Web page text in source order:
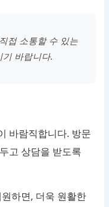
접 소통할 수 있는
바랍니다.
바람직합니다. 방문
고 상담을 받도록
하면, 더욱 원활한